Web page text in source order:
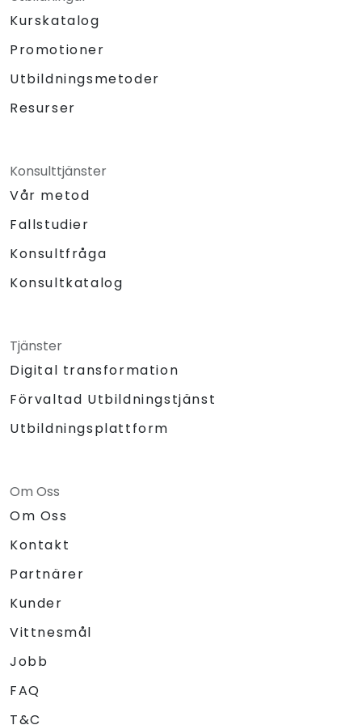
Kurskatalog
Promotioner
Utbildningsmetoder
Resurser
Konsulttjänster
Vår metod
Fallstudier
Konsultfråga
Konsultkatalog
Tjänster
Digital transformation
Förvaltad Utbildningstjänst
Utbildningsplattform
Om Oss
Om Oss
Kontakt
Partnärer
Kunder
Vittnesmål
Jobb
FAQ
T&C